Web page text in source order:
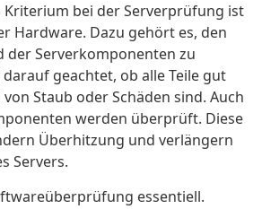
Kriterium bei der Serverprüfung ist
Hardware. Dazu gehört es, den
der Serverkomponenten zu
geachtet, ob alle Teile gut
Staub oder Schäden sind. Auch
werden überprüft. Diese
Überhitzung und verlängern
Servers.
essentiell.